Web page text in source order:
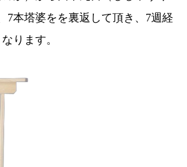
7本塔婆をを裏返して頂き、7週経
ります。